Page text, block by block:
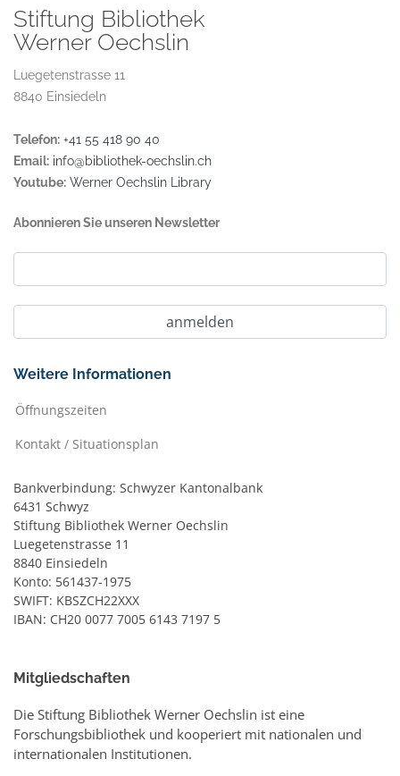
Stiftung Bibliothek
Werner Oechslin
Luegetenstrasse 11
8840 Einsiedeln
Telefon: +41 55 418 90 40
Email: info@bibliothek-oechslin.ch
Youtube: Werner Oechslin Library
Abonnieren Sie unseren Newsletter
Weitere Informationen
Öffnungszeiten
Kontakt / Situationsplan
Bankverbindung: Schwyzer Kantonalbank
6431 Schwyz
Stiftung Bibliothek Werner Oechslin
Luegetenstrasse 11
8840 Einsiedeln
Konto: 561437-1975
SWIFT: KBSZCH22XXX
IBAN: CH20 0077 7005 6143 7197 5
Mitgliedschaften
Die Stiftung Bibliothek Werner Oechslin ist eine
Forschungsbibliothek und kooperiert mit nationalen und
internationalen Institutionen.